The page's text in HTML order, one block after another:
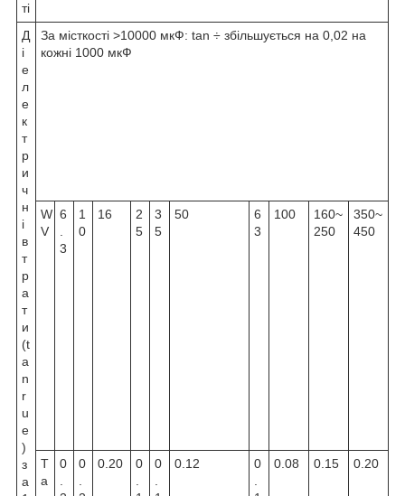
ті
Д
і
е
л
е
к
т
р
и
ч
н
і
в
т
р
а
т
и
(t
a
n
r
u
e
)
з
а
За місткості >10000 мкФ: tan ÷ збільшується на 0,02 на
кожні 1000 мкФ
W
V
6
.
3
1
0
16
2
5
3
5
50
6
3
100
160~
250
350~
450
T
a
0
.
0
.
0.20
0
.
0
.
0.12
0
.
0.08 0.15 0.20